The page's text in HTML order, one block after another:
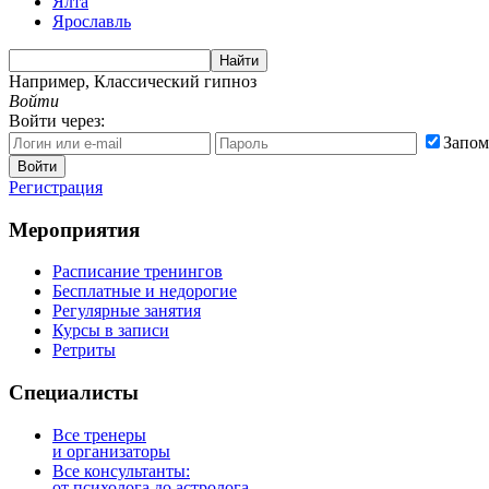
Ярославль
Найти
Например, Классический гипноз
Войти
Войти через:
Войти
Регистрация
Мероприятия
Расписание тренингов
Бесплатные и недорогие
Регулярные занятия
Курсы в записи
Ретриты
Специалисты
Все тренеры
и организаторы
Все консультанты: